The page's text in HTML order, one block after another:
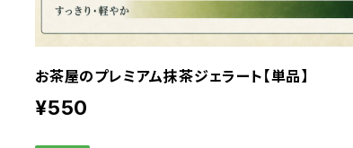
お茶屋のプレミアム抹茶ジェラート【単品】
¥550